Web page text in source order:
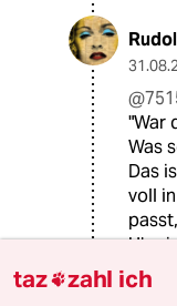
"War
Was
Das
voll
taz zahl ich